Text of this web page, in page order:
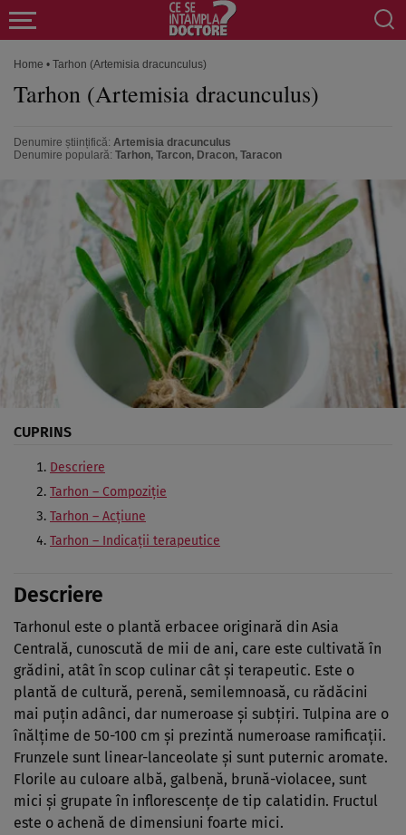
Home • Tarhon (Artemisia dracunculus)
Tarhon (Artemisia dracunculus)
Denumire științifică: Artemisia dracunculus
Denumire populară: Tarhon, Tarcon, Dracon, Taracon
CUPRINS
Descriere
Tarhon – Compoziţie
Tarhon – Acţiune
Tarhon – Indicaţii terapeutice
Descriere
Tarhonul este o plantă erbacee originară din Asia
Centrală, cunoscută de mii de ani, care este cultivată în
grădini, atât în scop culinar cât şi terapeutic. Este o
plantă de cultură, perenă, semilemnoasă, cu rădăcini
mai puţin adânci, dar numeroase şi subţiri. Tulpina are o
înălţime de 50-100 cm şi prezintă numeroase ramificaţii.
Frunzele sunt linear-lanceolate şi sunt puternic aromate.
Florile au culoare albă, galbenă, brună-violacee, sunt
mici şi grupate în inflorescenţe de tip calatidin. Fructul
este o achenă de dimensiuni foarte mici.